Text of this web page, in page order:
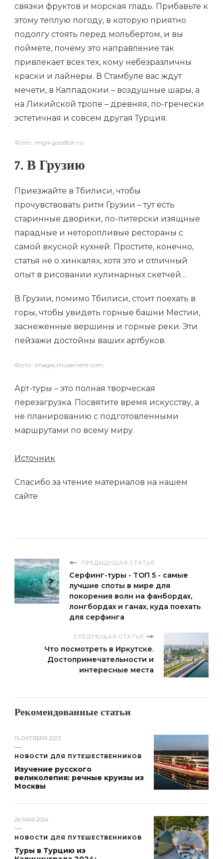
связки фруктов и морская гладь. Прибавьте к
этому теплую погоду, в которую приятно
подолгу стоять перед мольбертом, и вы
поймете, почему это направление так
привлекает всех тех, кому небезразличны
краски и лайнеры. В Стамбуле вас ждут
мечети, в Каппадокии – воздушные шары, а
на Ликийской тропе – древняя, по-гречески
эстетичная и совсем другая Турция.
Фото: img4.goodfon.ru
7. В Грузию
Приезжайте в Тбилиси, чтобы
прочувствовать ритм Грузии – тут есть
старинные дворики, по-питерски изящные
парадные и неторопливые рестораны с
самой вкусной кухней. Простите, конечно,
статья не о хинкалях, хотя это и отличный
опыт в рисовании кулинарных скетчей…
В Грузии, помимо Тбилиси, стоит поехать в
горы, чтобы увидеть горные башни Местии,
заснеженные вершины и горные реки. Эти
пейзажи достойны ваших артбуков.
Фото: images.musement.com
Арт-туры – это полная творческая
перезагрузка. Посвятите время искусству, а
не планированию с подготовленными
маршрутами по всему миру.
Источник
Спасибо за чтение материалов на нашем
сайте
ПРЕДЫДУЩАЯ СТАТЬЯ
Серфинг-туры - ТОП 5 - самые
лучшие споты в мире для
покорения волн на фанбордах,
лонгбордах и ганах, куда поехать
для серфинга
СЛЕДУЮЩАЯ СТАТЬЯ
Что посмотреть в Иркутске.
Достопримечательности и
интересные места
Рекомендованные статьи
15 ОКТЯБРЯ 2023
НОВОСТИ ДЛЯ ПУТЕШЕСТВЕННИКОВ
Изучение русского
великолепия: речные круизы из
Москвы
26 МАЯ 2024
НОВОСТИ ДЛЯ ПУТЕШЕСТВЕННИКОВ
Туры в Турцию из